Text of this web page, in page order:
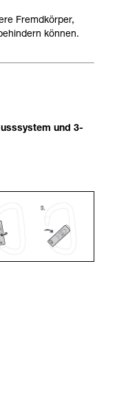
Fremdkörper,
können.
und 3-